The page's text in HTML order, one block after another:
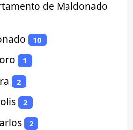
de Maldonado
10
1
2
2
2